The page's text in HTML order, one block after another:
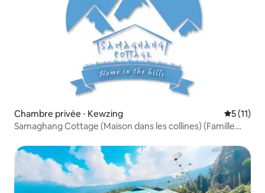
Chambre privée ⋅ Kewzing
5 (11)
Samaghang Cottage (Maison dans les collines) (Famille